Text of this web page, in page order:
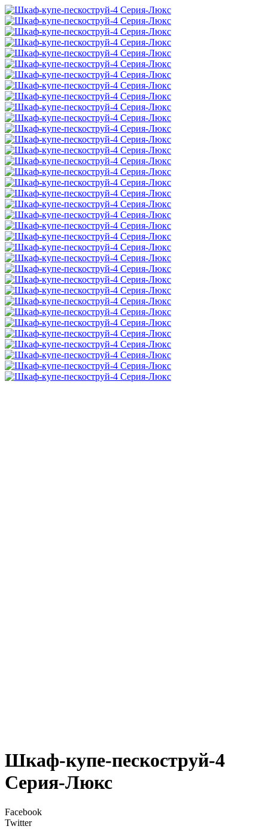
Шкаф-купе-пескоструй-4
Серия-Люкс
Facebook
Twitter